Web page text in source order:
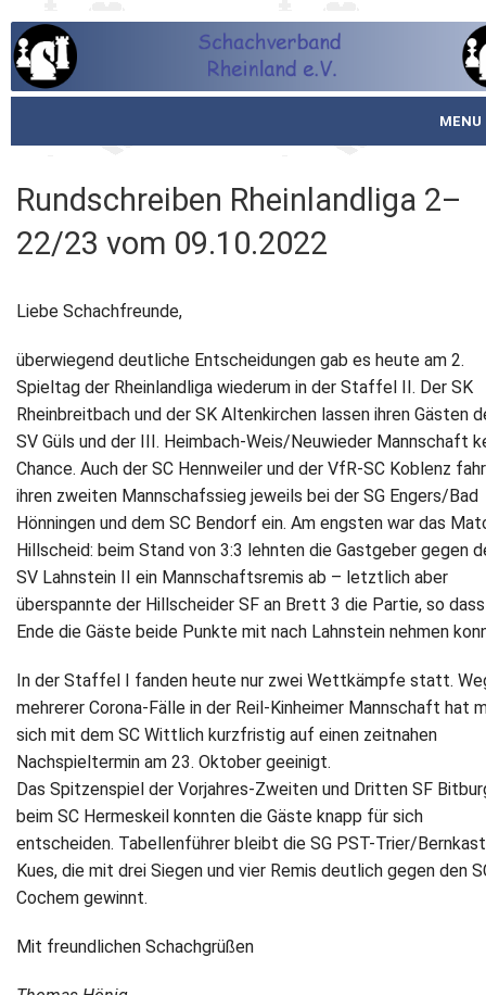
MENU
Schachjugend
Meistertafel
Fotos
Service
Newsletter
Kontakt
Impressum
Datenschutz
Rundschreiben Rheinlandliga 2–
22/23 vom 09.10.2022
Liebe Schachfreunde,
überwiegend deutliche Entscheidungen gab es heute am 2.
Spieltag der Rheinlandliga wiederum in der Staffel II. Der SK
Rheinbreitbach und der SK Altenkirchen lassen ihren Gästen
SV Güls und der III. Heimbach-Weis/Neuwieder Mannschaft
Chance. Auch der SC Hennweiler und der VfR-SC Koblenz
ihren zweiten Mannschafssieg jeweils bei der SG Engers/Bad
Hönningen und dem SC Bendorf ein. Am engsten war das
Hillscheid: beim Stand von 3:3 lehnten die Gastgeber gegen
SV Lahnstein II ein Mannschaftsremis ab – letztlich aber
überspannte der Hillscheider SF an Brett 3 die Partie, so
Ende die Gäste beide Punkte mit nach Lahnstein nehmen
In der Staffel I fanden heute nur zwei Wettkämpfe statt.
mehrerer Corona-Fälle in der Reil-Kinheimer Mannschaft hat
sich mit dem SC Wittlich kurzfristig auf einen zeitnahen
Nachspieltermin am 23. Oktober geeinigt.
Das Spitzenspiel der Vorjahres-Zweiten und Dritten SF
beim SC Hermeskeil konnten die Gäste knapp für sich
entscheiden. Tabellenführer bleibt die SG PST-Trier/
Kues, die mit drei Siegen und vier Remis deutlich gegen den
Cochem gewinnt.
Mit freundlichen Schachgrüßen